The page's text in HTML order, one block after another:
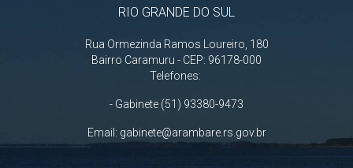
RIO GRANDE DO SUL
Rua Ormezinda Ramos Loureiro, 180
Bairro Caramuru - CEP: 96178-000
Telefones:
- Gabinete (51) 93380-9473
Email: gabinete@arambare.rs.gov.br